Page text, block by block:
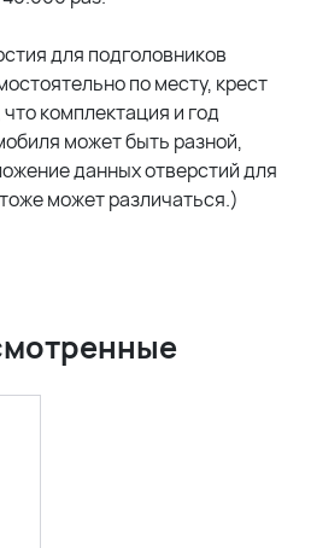
для подголовников
по месту, крест
комплектация и год
может быть разной,
данных отверстий для
может различаться.)